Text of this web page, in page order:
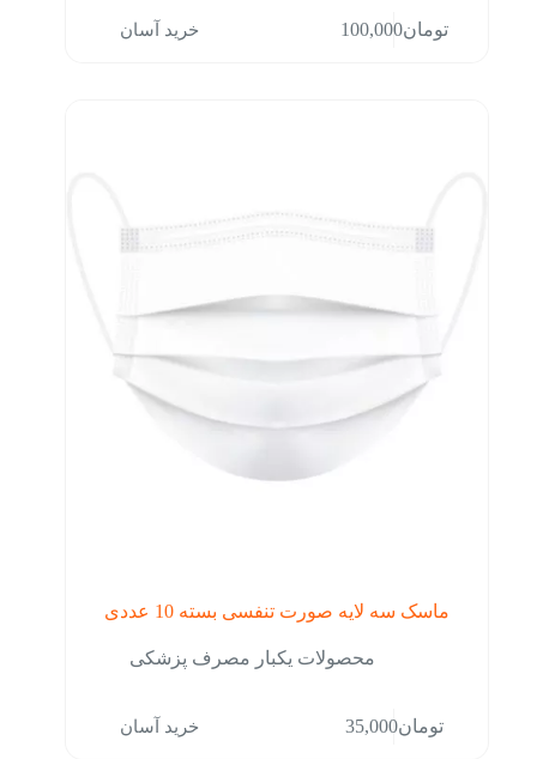
تومان100,000 خرید آسان
ماسک سه لایه صورت تنفسی بسته 10 عددی
محصولات یکبار مصرف پزشکی
تومان35,000 خرید آسان